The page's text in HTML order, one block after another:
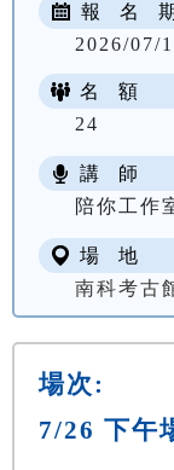
報 名
2026/07/
名 額
24
講 師
陪你工作
場 地
南科考古
場次:
7/26 下午